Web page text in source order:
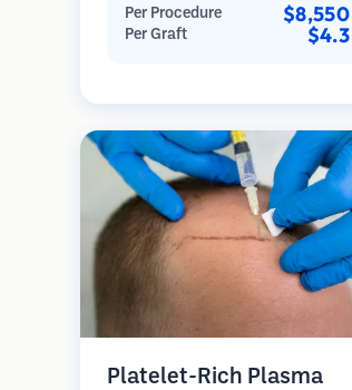
werden dann in die
Empfängerbereiche in kahlen Zonen
schnellere Heilung im Vergleich zu
Streifenentnahmemethoden.
Per Procedure $8,550
Per Graft $4.3
Platelet-Rich Plasma